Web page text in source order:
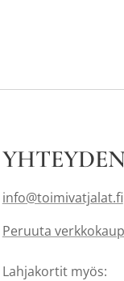
info@toimivatjalat.fi
Peruuta
Lahjakortit myös: